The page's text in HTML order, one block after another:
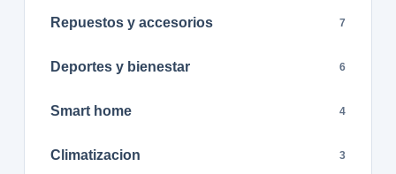
Repuestos y accesorios 7
Deportes y bienestar 6
Smart home 4
Climatizacion 3